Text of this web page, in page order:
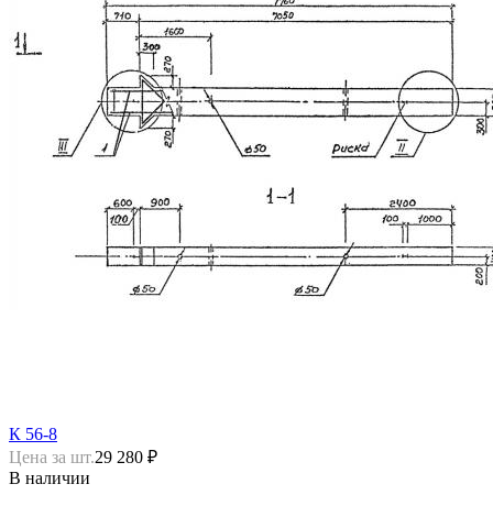
К 56-8
Цена за шт.29 280 ₽
В наличии